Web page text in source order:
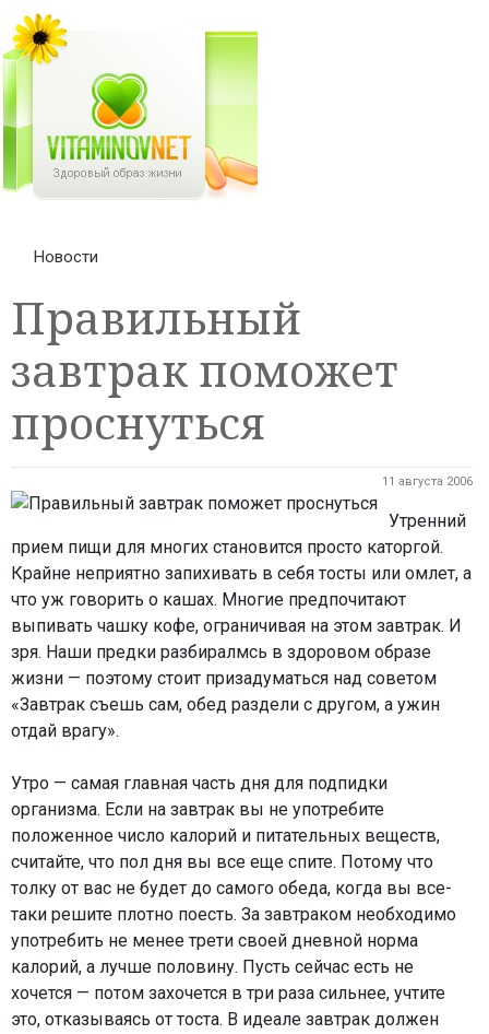
Новости
Правильный
завтрак поможет
проснуться
11 августа 2006
Утренний
прием пищи для многих становится просто каторгой.
Крайне неприятно запихивать в себя тосты или омлет, а
что уж говорить о кашах. Многие предпочитают
выпивать чашку кофе, ограничивая на этом завтрак. И
зря. Наши предки разбиралмсь в здоровом образе
жизни — поэтому стоит призадуматься над советом
«Завтрак съешь сам, обед раздели с другом, а ужин
отдай врагу».
Утро — самая главная часть дня для подпидки
организма. Если на завтрак вы не употребите
положенное число калорий и питательных веществ,
считайте, что пол дня вы все еще спите. Потому что
толку от вас не будет до самого обеда, когда вы все-
таки решите плотно поесть. За завтраком необходимо
употребить не менее трети своей дневной норма
калорий, а лучше половину. Пусть сейчас есть не
хочется — потом захочется в три раза сильнее, учтите
это, отказываясь от тоста. В идеале завтрак должен